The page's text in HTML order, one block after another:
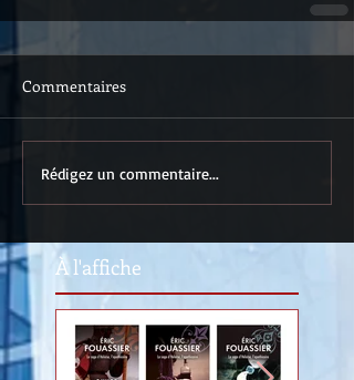
Commentaires
Rédigez un commentaire...
À l'affiche